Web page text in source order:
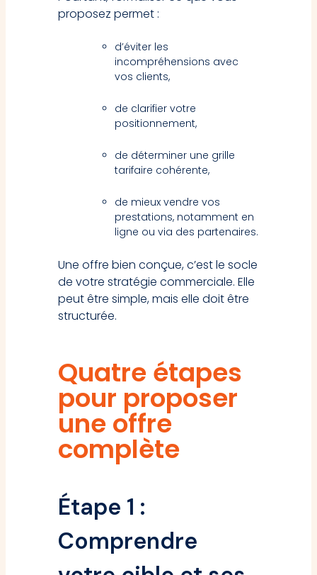
proposez permet :
d’éviter les
incompréhensions avec
vos clients,
de clarifier votre
positionnement,
de déterminer une grille
tarifaire cohérente,
de mieux vendre vos
prestations, notamment en
ligne ou via des partenaires.
Une offre bien conçue, c’est le socle
de votre stratégie commerciale. Elle
peut être simple, mais elle doit être
structurée.
Quatre étapes
pour proposer
une offre
complète
Étape 1 :
Comprendre